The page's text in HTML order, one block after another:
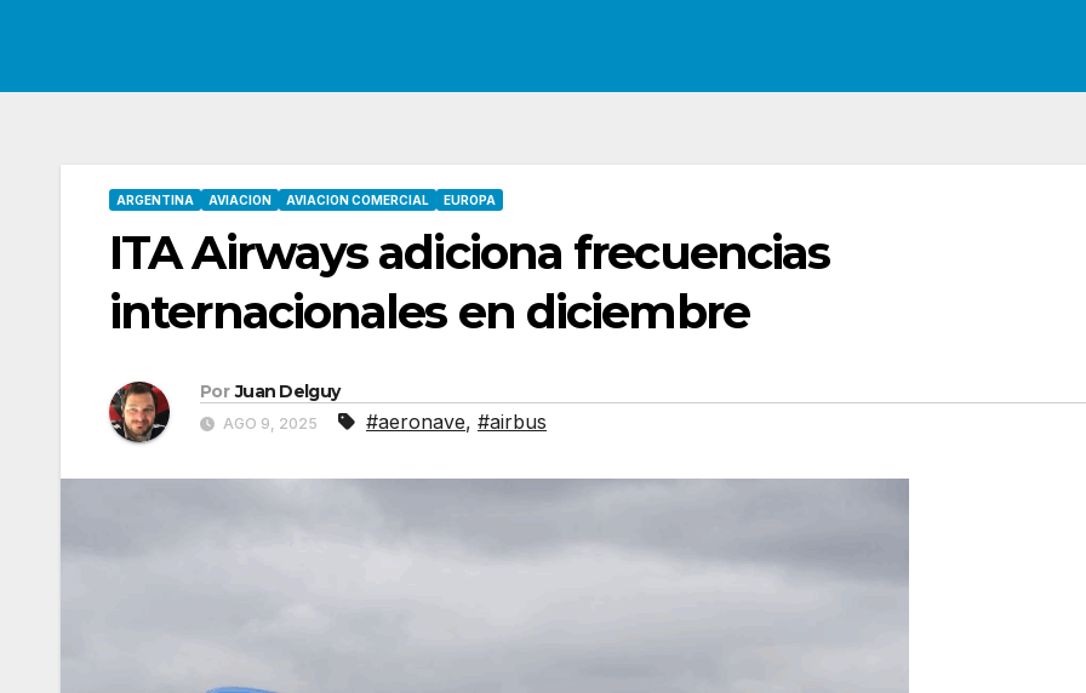
ARGENTINA AVIACION AVIACION COMERCIAL EUROPA
ITA Airways adiciona frecuencias
internacionales en diciembre
Por Juan Delguy
AGO 9, 2025 #aeronave, #airbus